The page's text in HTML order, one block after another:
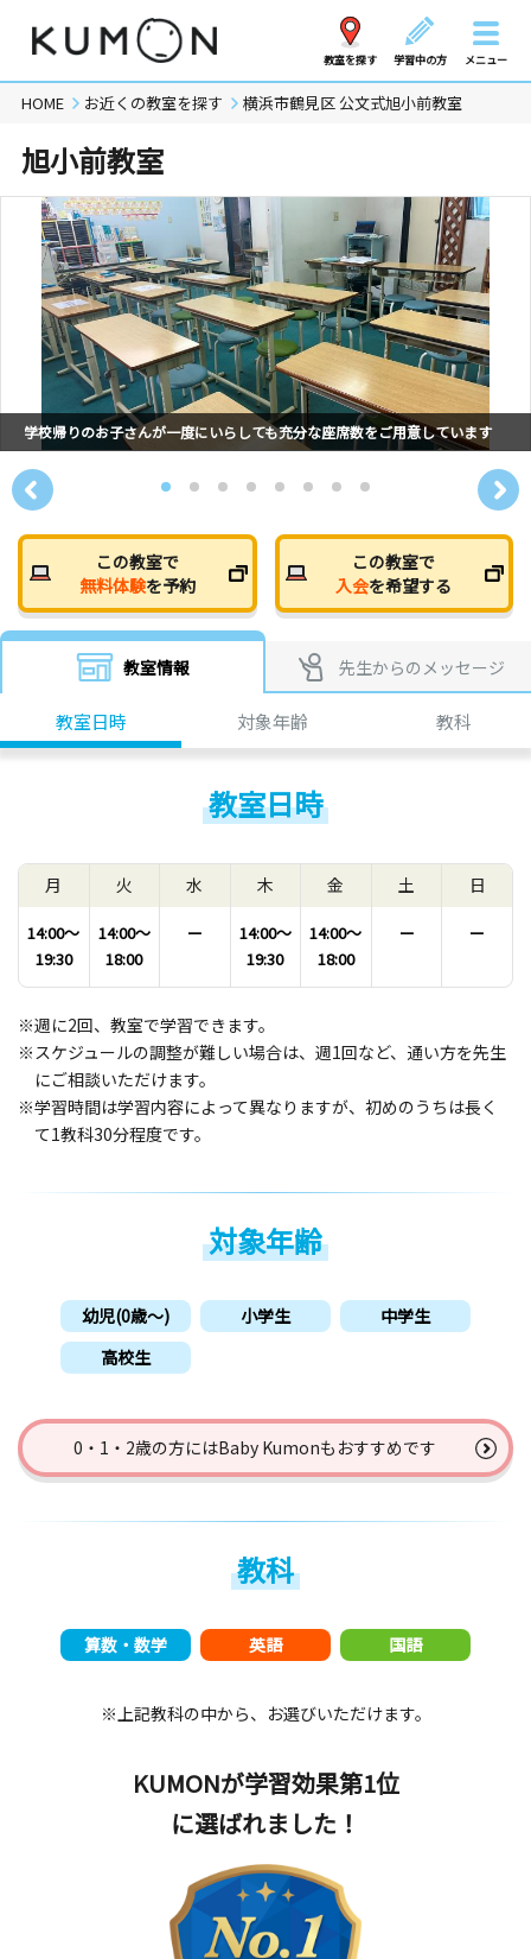
教室を探す 学習中の方 メニュー
HOME お近くの教室を探す 横浜市鶴見区 公文式旭小前教室
旭小前教室
学校帰りのお子さんが一度にいらしても充分な座席数をご用意しています
この教室で
無料体験を予約
この教室で
入会を希望する
教室情報 先生からのメッセージ
教室日時 対象年齢 教科
教室日時
月
14:00〜
19:30
火
14:00〜
18:00
水
ー
木
14:00〜
19:30
金
14:00〜
18:00
土
ー
日
ー
※週に2回、教室で学習できます。
※スケジュールの調整が難しい場合は、週1回など、通い方を先生
にご相談いただけます。
※学習時間は学習内容によって異なりますが、初めのうちは長く
て1教科30分程度です。
対象年齢
幼児(0歳〜) 小学生
中学生
高校生
0・1・2歳の方にはBaby Kumonもおすすめです
教科
算数・数学 英語 国語
※上記教科の中から、お選びいただけます。
KUMONが学習効果第1位
に選ばれました！